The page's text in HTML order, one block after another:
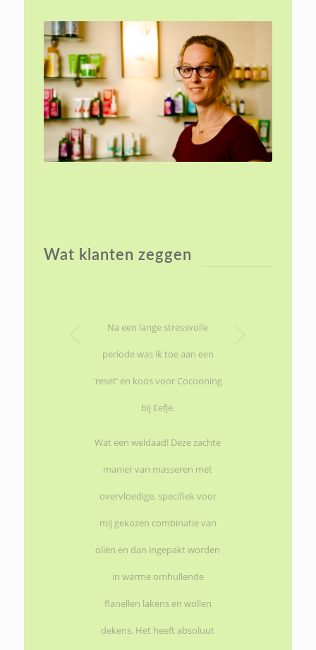
Wat klanten zeggen
Na een lange stressvolle
periode was ik toe aan een
‘reset’ en koos voor Cocooning
bij Eefje.
Wat een weldaad! Deze zachte
manier van masseren met
overvloedige, specifiek voor
mij gekozen combinatie van
oliën en dan ingepakt worden
in warme omhullende
flanellen lakens en wollen
dekens. Het heeft absoluut
Volgende